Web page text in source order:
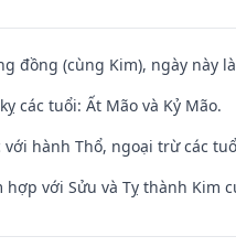
đồng (cùng Kim), ngày này
các tuổi: Ất Mão và Kỷ Mão.
hành Thổ, ngoại trừ các
với Sửu và Tỵ thành Kim